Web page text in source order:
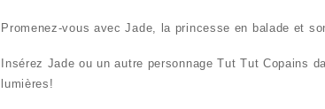
Promenez-vous avecJade, la princesse en balade et
Insérez Jade ou un autre personnage Tut Tut Copains
lumières!